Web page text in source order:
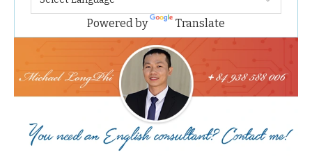
Powered by Translate